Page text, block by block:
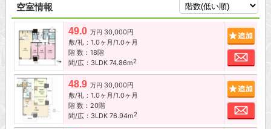
空室情報
49.0 万円 30,000円
敷/礼：1.0ヶ月/1.0ヶ月
階 数：18階
間/広：3LDK 74.86m2
お
48.9 万円 30,000円
敷/礼：1.0ヶ月/1.0ヶ月
階 数：20階
間/広：3LDK 76.94m2
お